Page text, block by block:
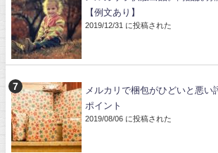
【例文あり】
2019/12/31 に投稿された
メルカリで梱包がひどいと悪い
ポイント
2019/08/06 に投稿された